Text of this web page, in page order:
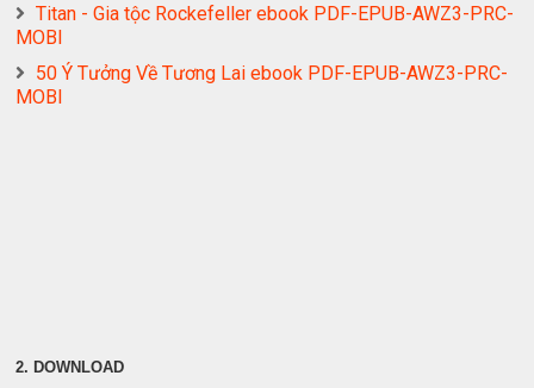
Titan - Gia tộc Rockefeller ebook PDF-EPUB-AWZ3-PRC-
MOBI
50 Ý Tưởng Về Tương Lai ebook PDF-EPUB-AWZ3-PRC-
MOBI
2. DOWNLOAD